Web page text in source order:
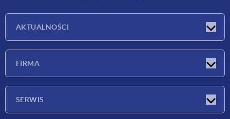
AKTUALNOŚCI
FIRMA
SERWIS